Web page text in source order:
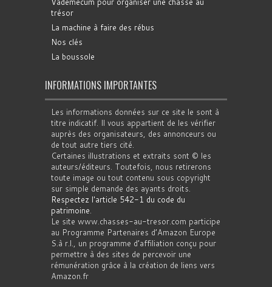
trésor
La machine à faire des rébus
Nos clés
La boussole
INFORMATIONS IMPORTANTES
Les informations données sur ce site le sont à
titre indicatif. Il vous appartient de les vérifier
auprès des organisateurs, des annonceurs ou
de tout autre tiers cité.
Certaines illustrations et extraits sont © les
auteurs/éditeurs. Toutefois, nous retirerons
toute image ou tout contenu sous copyright
sur simple demande des ayants droits.
Respectez l'article 542-1 du code du
patrimoine.
Le site www.chasses-au-tresor.com participe
au Programme Partenaires d’Amazon Europe
S.à r.l., un programme d’affiliation conçu pour
permettre à des sites de percevoir une
rémunération grâce à la création de liens vers
Amazon.fr